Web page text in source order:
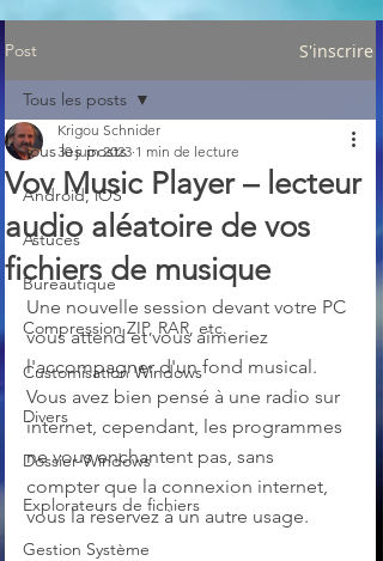
Post S'inscrire
Tous les posts
Android, iOS
Astuces
Bureautique
Compression ZIP, RAR, etc.
Customisation Windows
Divers
Dossier Windows
Explorateurs de fichiers
Gestion Système
Tous les posts
Vov Music Player – lecteur
audio aléatoire de vos
fichiers de musique
Krigou Schnider
30 juin 2023 1 min de lecture
Une nouvelle session devant votre PC
vous attend et vous aimeriez
l'accompagner d'un fond musical.
Vous avez bien pensé à une radio sur
internet, cependant, les programmes
ne vous enchantent pas, sans
compter que la connexion internet,
vous la réservez à un autre usage.